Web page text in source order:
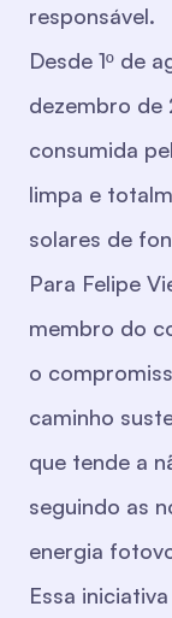
responsável.
Desde 1º de
dezembro de
consumida
limpa e
solares de
Para Felipe
membro do
o
caminho
que tende a
seguindo as
energia
Essa